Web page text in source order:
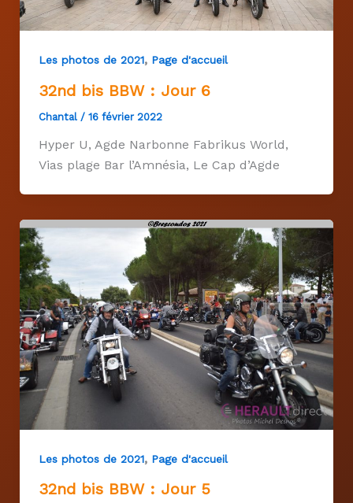
Les photos de 2021, Page d'accueil
32nd bis BBW : Jour 6
Chantal / 16 février 2022
Hyper U, Agde Narbonne Fabrikus World,
Vias plage Bar l’Amnésia, Le Cap d’Agde
Les photos de 2021, Page d'accueil
32nd bis BBW : Jour 5